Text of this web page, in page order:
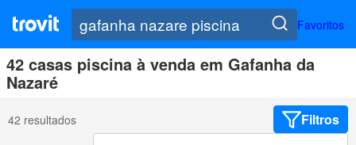
Favoritos
42 casas piscina à venda em Gafanha da
Nazaré
42 resultados Filtros